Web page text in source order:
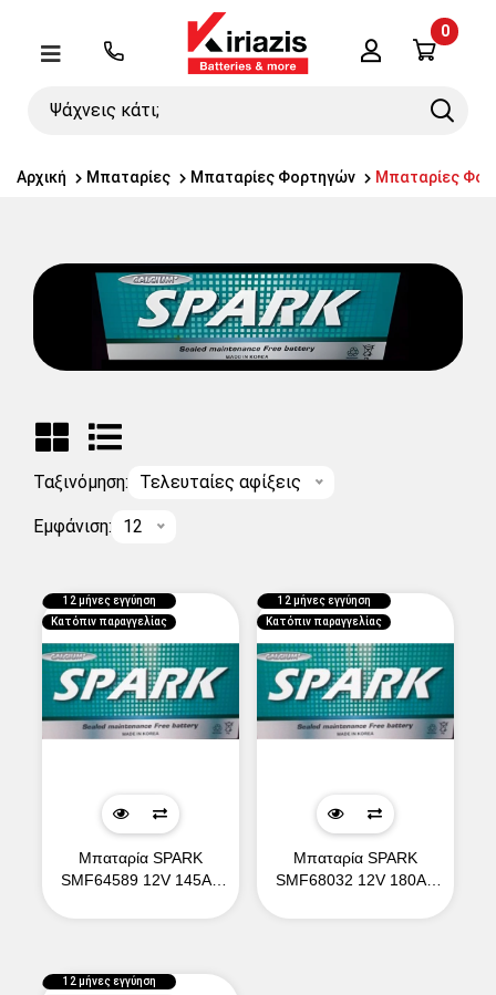
Μενού
Ψάχνεις
Search
Λογαριασμός
0
Αρχική Μπαταρίες Μπαταρίες Φορτηγών Μπαταρίες
Ταξινόμηση: Τελευταίες αφίξεις
Εμφάνιση: 12
12 μήνες εγγύηση
Κατόπιν παραγγελίας
Μπαταρία SPARK
SMF64589 12V 145Ah
12 μήνες εγγύηση
Κατόπιν παραγγελίας
Μπαταρία SPARK
SMF68032 12V 180Ah
12 μήνες εγγύηση